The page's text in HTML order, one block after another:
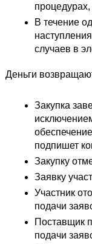
процедурах,
В течение
случаев в
Деньги
Закупка
подпишет
Закупку
Заявку
Участник
подачи
Поставщик
подачи